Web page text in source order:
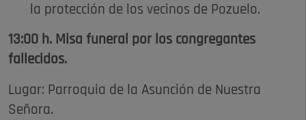
la protección de los vecinos de Pozuelo.
13:00 h. Misa funeral por los congregantes
fallecidos.
Lugar: Parroquia de la Asunción de Nuestra
Señora.